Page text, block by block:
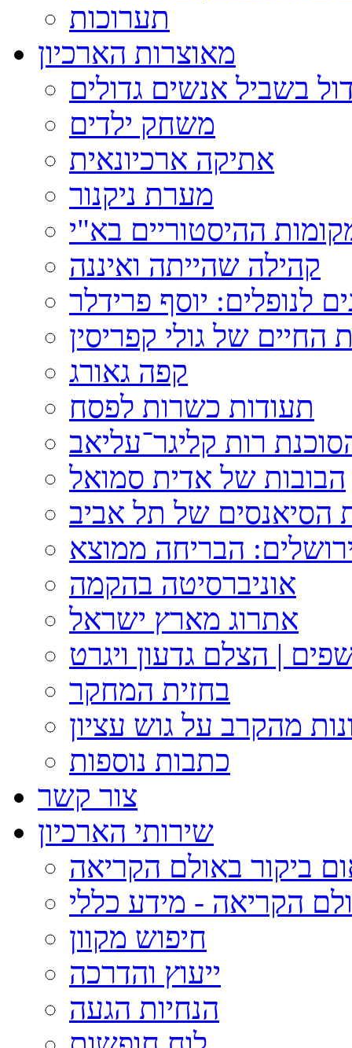
תערוכות
מאוצרות הארכיון
בשביל אנשים גדולים
משחק ילדים
אתיקה ארכיונאית
מערת ניקנור
ההיסטוריים בא"י
קהילה שהייתה ואיננה
לנופלים: יוסף פרידלר
החיים של גולי קפריסין
קפה גאורג
תעודות כשרות לפסח
רות קליגר־עליאב
הבובות של אדית סמואל
של תל אביב
הבריחה ממוצא
אוניברסיטה בהקמה
אתרוג מארץ ישראל
| הצלם גדעון ויגרט
בחזית המחקר
מהקרב על גוש עציון
כתבות נוספות
צור קשר
שירותי הארכיון
ביקור באולם הקריאה
הקריאה - מידע כללי
חיפוש מקוון
ייעוץ והדרכה
הנחיות הגעה